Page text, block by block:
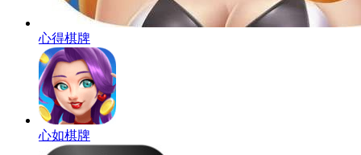
心得棋牌
心如棋牌